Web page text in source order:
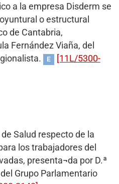
a la empresa Disderm se
o estructural
de Cantabria,
Fernández Viaña, del
E
[11L/5300-
Salud respecto de la
los trabajadores del
presenta¬da por D.ª
Grupo Parlamentario